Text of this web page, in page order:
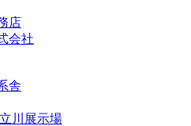
店
会社
舎
川展示場